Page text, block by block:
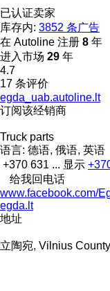
已认证卖家
库存内: 3852 条广告
在 Autoline 注册 8 年
进入市场 29 年
4.7
17 条评价
egda_uab.autoline.lt
订阅该经销商
Truck parts
语言: 德语, 俄语, 英语
+370 631 ... 显示
给我回电话
www.facebook.com/
egda.lt
地址
立陶宛, Vilnius